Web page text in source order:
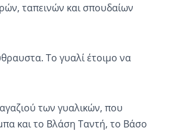
ταπεινών και σπουδαίων
Το γυαλί έτοιμο να
των γυαλικών, που
και το Βλάση Ταντή, το Βάσο